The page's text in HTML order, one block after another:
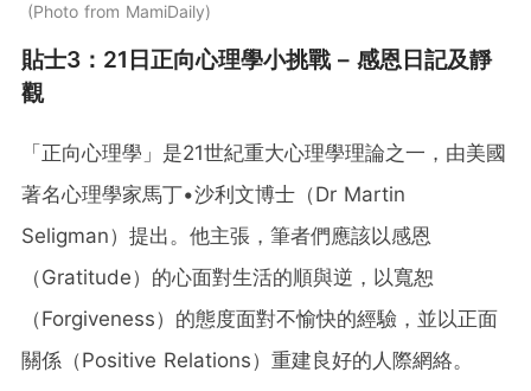
Photo from MamiDaily
貼士3：21日正向心理學小挑戰 – 感恩日記及靜
觀
「正向心理學」是21世紀重大心理學理論之一，由美國
著名心理學家馬丁•沙利文博士（Dr Martin
Seligman）提出。他主張，筆者們應該以感恩
（Gratitude）的心面對生活的順與逆，以寬恕
（Forgiveness）的態度面對不愉快的經驗，並以正面
關係（Positive Relations）重建良好的人際網絡。